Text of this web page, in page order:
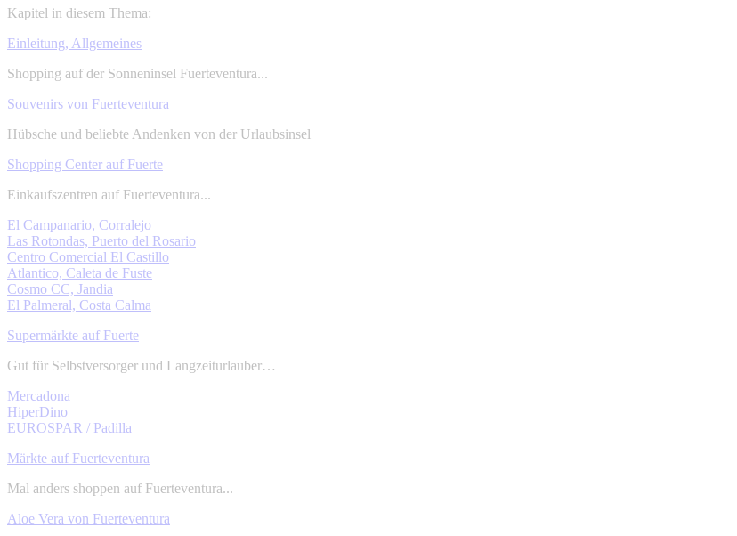
Kapitel in diesem Thema:
Einleitung, Allgemeines
Shopping auf der Sonneninsel Fuerteventura...
Souvenirs von Fuerteventura
Hübsche und beliebte Andenken von der Urlaubsinsel
Shopping Center auf Fuerte
Einkaufszentren auf Fuerteventura...
El Campanario, Corralejo
Las Rotondas, Puerto del Rosario
Centro Comercial El Castillo
Atlantico, Caleta de Fuste
Cosmo CC, Jandia
El Palmeral, Costa Calma
Supermärkte auf Fuerte
Gut für Selbstversorger und Langzeiturlauber…
Mercadona
HiperDino
EUROSPAR / Padilla
Märkte auf Fuerteventura
Mal anders shoppen auf Fuerteventura...
Aloe Vera von Fuerteventura